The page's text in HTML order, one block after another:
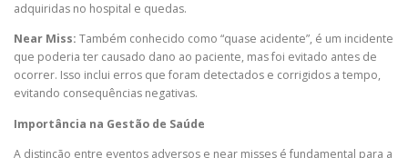
adquiridas no hospital e quedas.
Near Miss: Também conhecido como “quase acidente”, é um incidente
que poderia ter causado dano ao paciente, mas foi evitado antes de
ocorrer. Isso inclui erros que foram detectados e corrigidos a tempo,
evitando consequências negativas.
Importância na Gestão de Saúde
A distinção entre eventos adversos e near misses é fundamental para a